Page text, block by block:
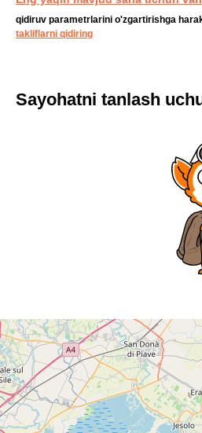
qidiruv parametrlarini o'zgartirishga
takliflarni qidiring
Sayohatni tanlash